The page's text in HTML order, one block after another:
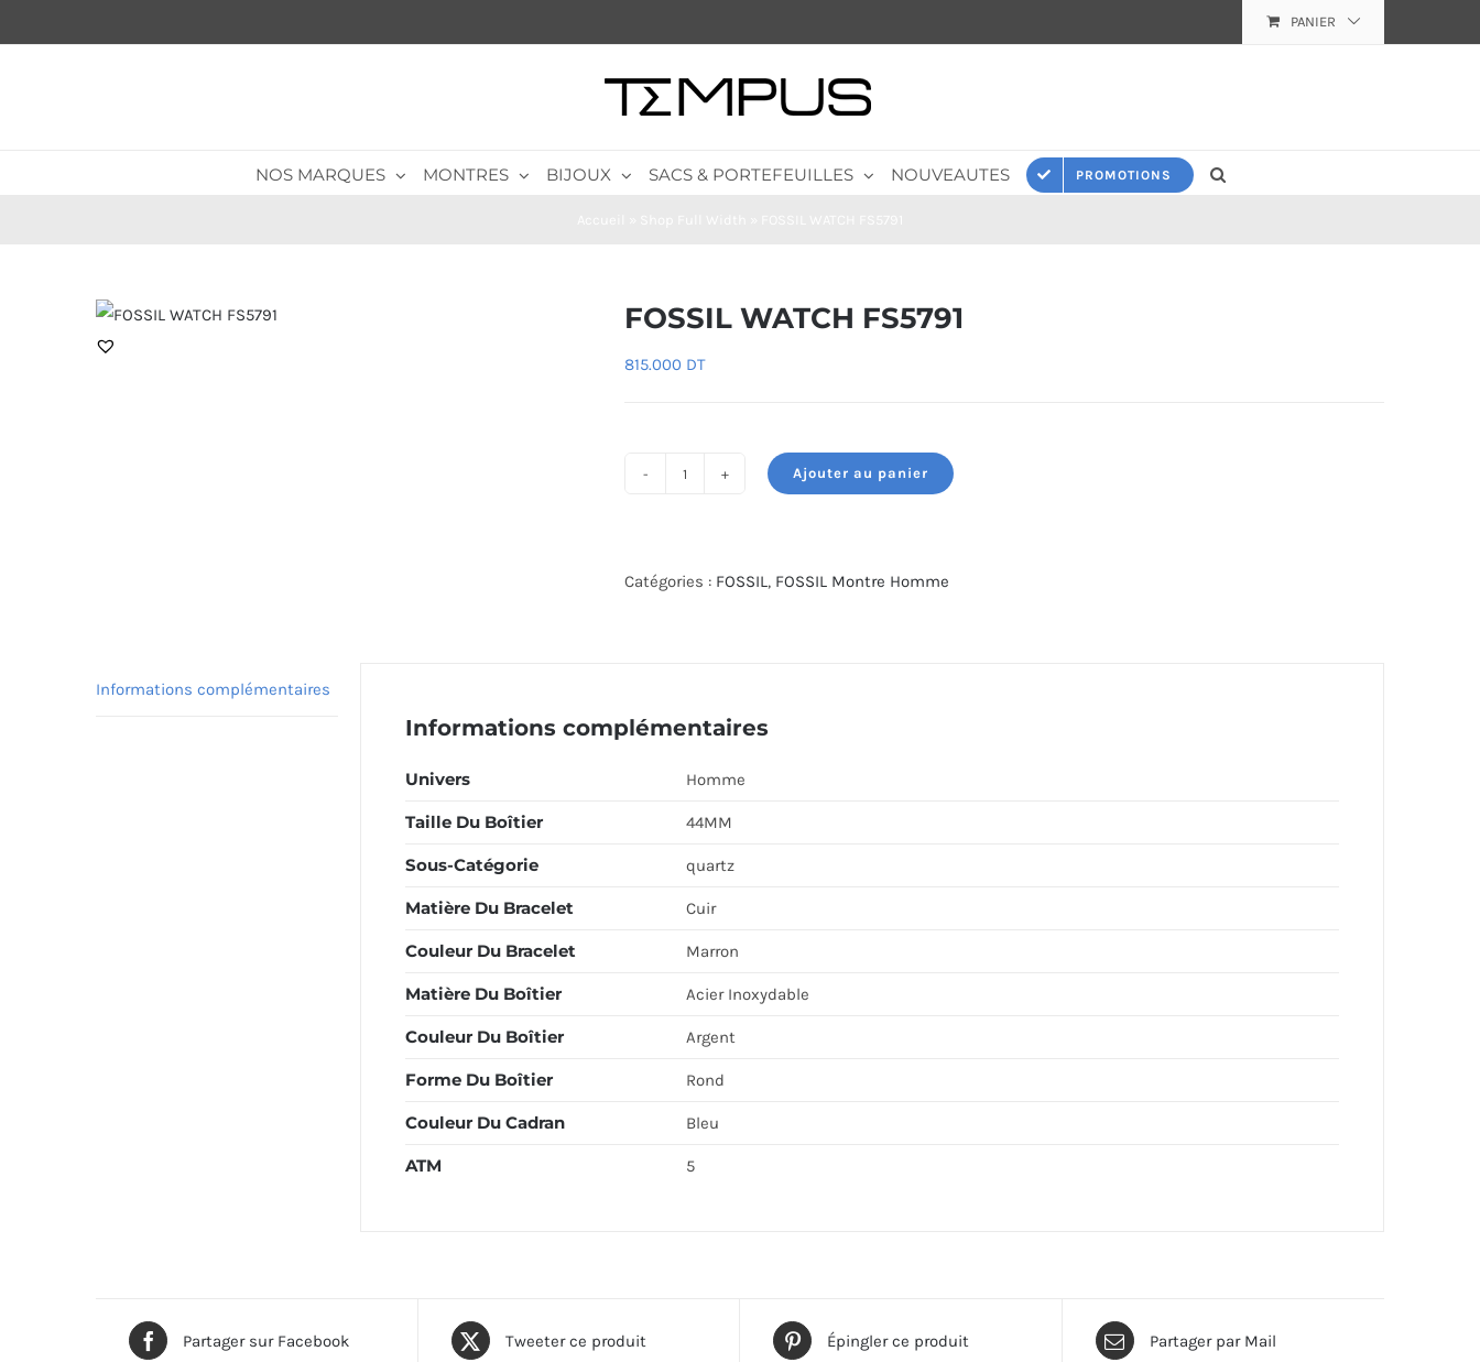
au
PANIER
NOS MARQUES MONTRES BIJOUX SACS & PORTEFEUILLES NOUVEAUTES PROMOTIONS
FOSSIL WATCH FS5791
815.000 DT
WATCH
Ajouter au panier
Catégories : FOSSIL, FOSSIL Montre Homme
Informations complémentaires
Informations complémentaires
Univers Homme
Taille Du Boîtier 44MM
Sous-Catégorie quartz
Matière Du Bracelet Cuir
Couleur Du Bracelet Marron
Matière Du Boîtier Acier Inoxydable
Couleur Du Boîtier Argent
Forme Du Boîtier Rond
Couleur Du Cadran Bleu
ATM 5
Partager sur Facebook Tweeter ce produit Épingler ce produit Partager par Mail